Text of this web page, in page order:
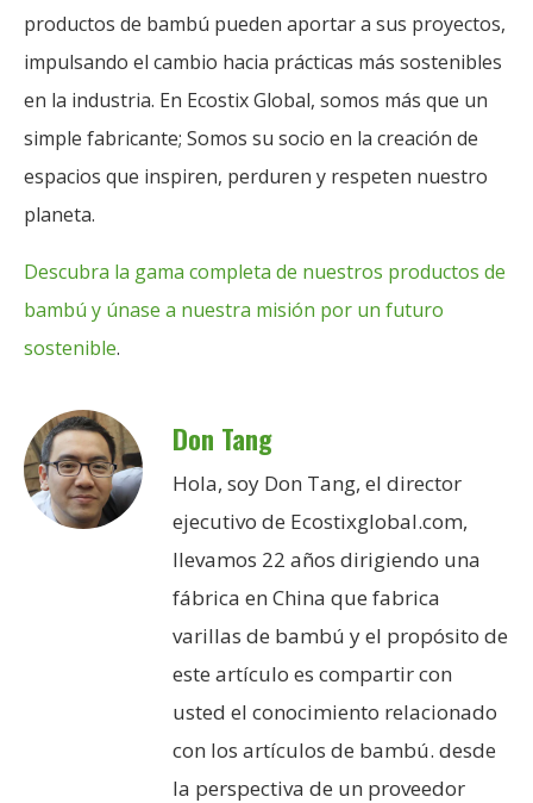
productos de bambú pueden aportar a sus proyectos,
impulsando el cambio hacia prácticas más sostenibles
en la industria. En Ecostix Global, somos más que un
simple fabricante; Somos su socio en la creación de
espacios que inspiren, perduren y respeten nuestro
planeta.
Descubra la gama completa de nuestros productos de
bambú y únase a nuestra misión por un futuro
sostenible.
Don Tang
Hola, soy Don Tang, el director
ejecutivo de Ecostixglobal.com,
llevamos 22 años dirigiendo una
fábrica en China que fabrica
varillas de bambú y el propósito de
este artículo es compartir con
usted el conocimiento relacionado
con los artículos de bambú. desde
la perspectiva de un proveedor